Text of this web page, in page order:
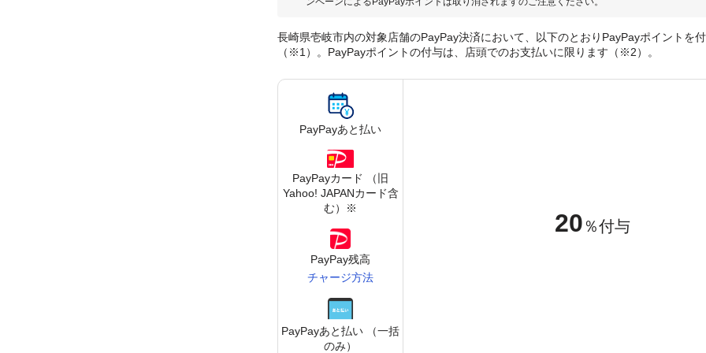
長崎県壱岐市内の対象店舗のPayPay決済において、以下のとおりPayPayポイントを
（※1）。PayPayポイントの付与は、店頭でのお支払いに限ります（※2）。
PayPayあと払い
PayPayカード （旧
Yahoo! JAPANカード含
む）※
PayPay残高
チャージ方法
PayPayあと払い （一括
のみ）
20 ％付与